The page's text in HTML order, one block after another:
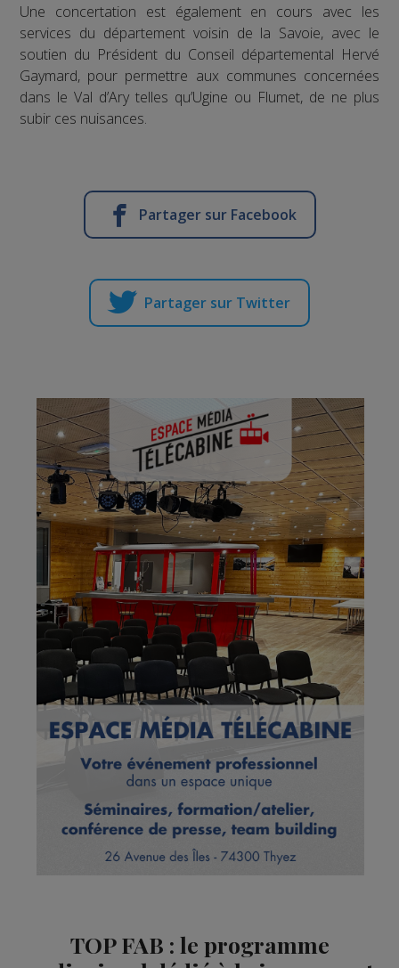
Une concertation est également en cours avec les
services du département voisin de la Savoie, avec le
soutien du Président du Conseil départemental Hervé
Gaymard, pour permettre aux communes concernées
dans le Val d’Ary telles qu’Ugine ou Flumet, de ne plus
subir ces nuisances.
Partager sur Facebook
Partager sur Twitter
TOP FAB : le programme